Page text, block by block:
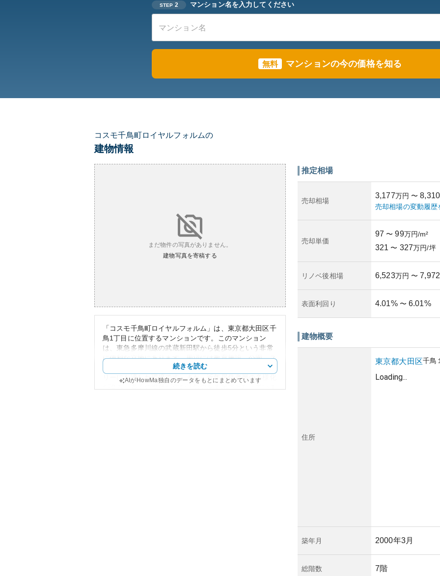
STEP 2 マンション名を入力してください
無料 マンションの今の価格を知る
コスモ千鳥町ロイヤルフォルムの
建物情報
まだ物件の写真がありません。
建物写真を寄稿する
「コスモ千鳥町ロイヤルフォルム」は、東京都大田区千
鳥1丁目に位置するマンションです。このマンション
は、東急多摩川線の武蔵新田駅から徒歩5分という非常
に便利な立地にあります。周辺には教育施設、公園、ス
ーパーなどの生活に必要な施設が点在し、子育てファミ
リーにも適した環境です。また、近年居住者層の多様化
続きを読む
AIがHowMa独自のデータをもとにまとめています
推定相場
売却相場
3,177万円 〜 8,310
売却相場の変動履歴
売却単価
97 〜 99万円/m²
321 〜 327万円/坪
リノベ後相場 6,523万円 〜 7,972
表面利回り 4.01% 〜 6.01%
建物概要
住所
東京都大田区千鳥
Loading...
築年月 2000年3月
総階数 7階